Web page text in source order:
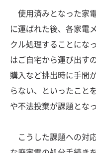
使用済みとなった家
に運ばれた後、各家電
クル処理することにな
はご自宅から運び出す
購入など排出時に手間
らない、といったこと
や不法投棄が課題とな
こうした課題への対